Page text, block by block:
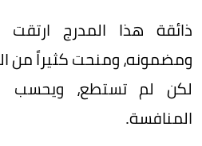
ذائقة هذا المدرج
ومضمونه، ومنحت كثيراً من
لكن لم تستطع، ويحسب
المنافسة.